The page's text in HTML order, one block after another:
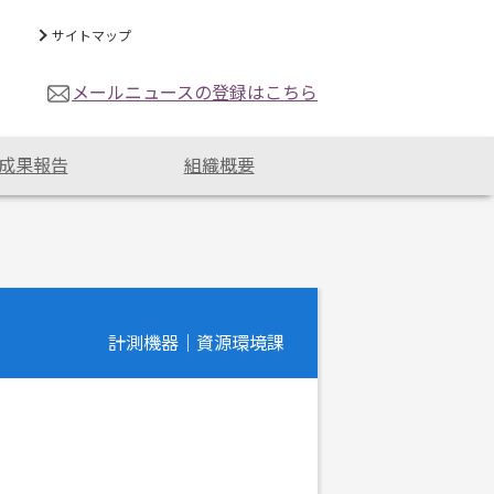
サイトマップ
メールニュースの登録はこちら
果報告 組織概要
計測機器｜資源環境課